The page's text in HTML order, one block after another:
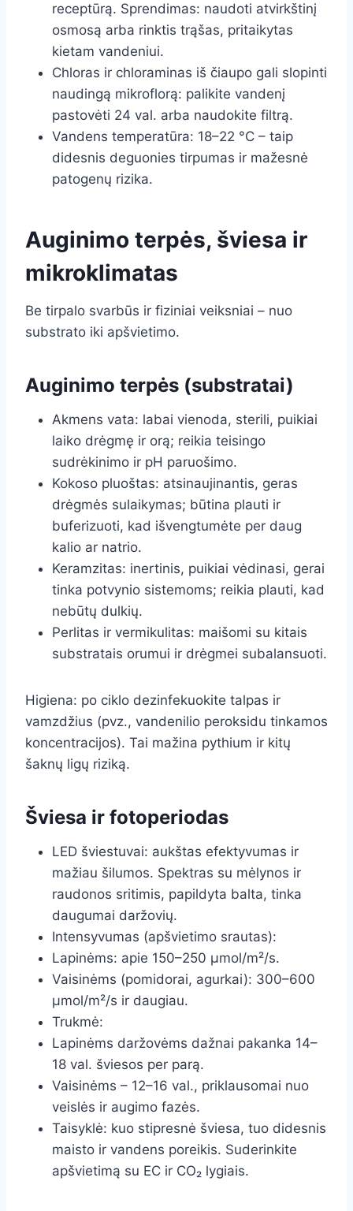
receptūrą. Sprendimas: naudoti atvirkštinį
osmosą arba rinktis trąšas, pritaikytas
kietam vandeniui.
Chloras ir chloraminas iš čiaupo gali slopinti
naudingą mikroflorą: palikite vandenį
pastovėti 24 val. arba naudokite filtrą.
Vandens temperatūra: 18–22 °C – taip
didesnis deguonies tirpumas ir mažesnė
patogenų rizika.
Auginimo terpės, šviesa ir
mikroklimatas
Be tirpalo svarbūs ir fiziniai veiksniai – nuo
substrato iki apšvietimo.
Auginimo terpės (substratai)
Akmens vata: labai vienoda, sterili, puikiai
laiko drėgmę ir orą; reikia teisingo
sudrėkinimo ir pH paruošimo.
Kokoso pluoštas: atsinaujinantis, geras
drėgmės sulaikymas; būtina plauti ir
buferizuoti, kad išvengtumėte per daug
kalio ar natrio.
Keramzitas: inertinis, puikiai vėdinasi, gerai
tinka potvynio sistemoms; reikia plauti, kad
nebūtų dulkių.
Perlitas ir vermikulitas: maišomi su kitais
substratais orumui ir drėgmei subalansuoti.
Higiena: po ciklo dezinfekuokite talpas ir
vamzdžius (pvz., vandenilio peroksidu tinkamos
koncentracijos). Tai mažina pythium ir kitų
šaknų ligų riziką.
Šviesa ir fotoperiodas
LED šviestuvai: aukštas efektyvumas ir
mažiau šilumos. Spektras su mėlynos ir
raudonos sritimis, papildyta balta, tinka
daugumai daržovių.
Intensyvumas (apšvietimo srautas):
Lapinėms: apie 150–250 µmol/m²/s.
Vaisinėms (pomidorai, agurkai): 300–600
µmol/m²/s ir daugiau.
Trukmė:
Lapinėms daržovėms dažnai pakanka 14–
18 val. šviesos per parą.
Vaisinėms – 12–16 val., priklausomai nuo
veislės ir augimo fazės.
Taisyklė: kuo stipresnė šviesa, tuo didesnis
maisto ir vandens poreikis. Suderinkite
apšvietimą su EC ir CO₂ lygiais.